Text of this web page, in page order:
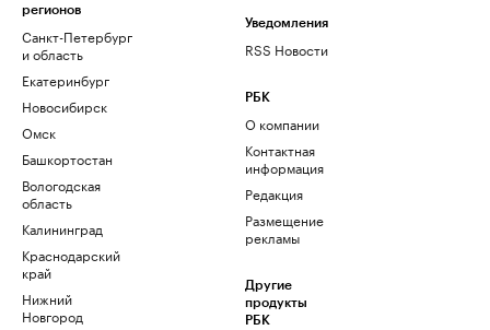
регионов
Санкт-Петербург
и область
Екатеринбург
Новосибирск
Омск
Башкортостан
Вологодская
область
Калининград
Краснодарский
край
Нижний
Новгород
Уведомления
RSS Новости
РБК
О компании
Контактная
информация
Редакция
Размещение
рекламы
Другие
продукты
РБК